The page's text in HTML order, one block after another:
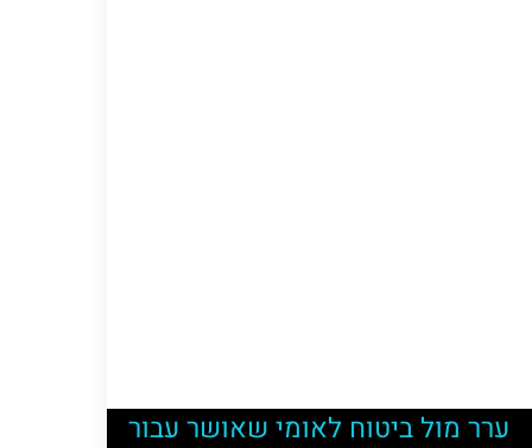
ערר מול ביטוח לאומי שאושר עבור